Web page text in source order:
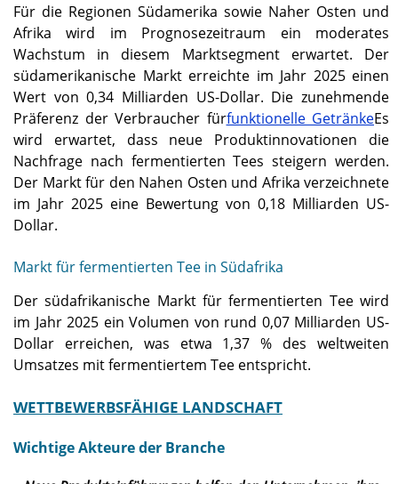
Für die Regionen Südamerika sowie Naher Osten und
Afrika wird im Prognosezeitraum ein moderates
Wachstum in diesem Marktsegment erwartet. Der
südamerikanische Markt erreichte im Jahr 2025 einen
Wert von 0,34 Milliarden US-Dollar. Die zunehmende
Präferenz der Verbraucher fürfunktionelle GetränkeEs
wird erwartet, dass neue Produktinnovationen die
Nachfrage nach fermentierten Tees steigern werden.
Der Markt für den Nahen Osten und Afrika verzeichnete
im Jahr 2025 eine Bewertung von 0,18 Milliarden US-
Dollar.
Markt für fermentierten Tee in Südafrika
Der südafrikanische Markt für fermentierten Tee wird
im Jahr 2025 ein Volumen von rund 0,07 Milliarden US-
Dollar erreichen, was etwa 1,37 % des weltweiten
Umsatzes mit fermentiertem Tee entspricht.
WETTBEWERBSFÄHIGE LANDSCHAFT
Wichtige Akteure der Branche